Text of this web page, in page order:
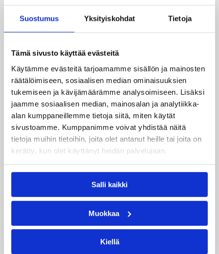
Suostumus Yksityiskohdat Tietoja
Tämä sivusto käyttää evästeitä
Käytämme evästeitä tarjoamamme sisällön ja mainosten
räätälöimiseen, sosiaalisen median ominaisuuksien
tukemiseen ja kävijämäärämme analysoimiseen. Lisäksi
jaamme sosiaalisen median, mainosalan ja analytiikka-
alan kumppaneillemme tietoja siitä, miten käytät
sivustoamme. Kumppanimme voivat yhdistää näitä
tietoja muihin tietoihin, joita olet antanut heille tai joita on
kerätty, kun olet käyttänyt heidän palvelujaan.
Salli kaikki
Muokkaa
Kiellä
Suomen 18-vuotiaille voitot
Norjasta ja Islannista
Nuorten PM-kilpailut etenivät Ruotsin Solnassa
torstaina Suomen 18-vuotiaiden osalta
voitokkaasti. Pojat hankkivat takamiesten vahvan
panoksen avulla 84-69-voiton Norjasta. Tytöt
puolestaan kaatoivat niukasti Islannin 68-63.
Sekä 16-vuotiaat pojat että tytöt joutuivat